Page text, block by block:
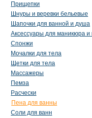
Прищепки
Шнуры и веревки бельевые
Шапочки для ванной и душа
Аксессуары для маникюра и
Спонжи
Мочалки для тела
Щетки для тела
Массажеры
Пемза
Расчески
Пена для ванны
Соли для ванн